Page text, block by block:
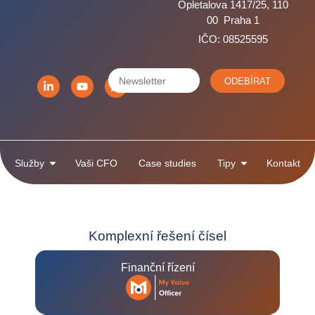
Opletalova 1417/25, 110
00 Praha 1
IČO: 08525595
ODEBÍRAT
Služby Vaši CFO Case studies Tipy Kontakt
Komplexní řešení čísel
Finanční řízení